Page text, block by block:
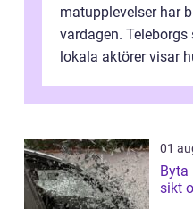
matupplevelser har
vardagen.
lokala aktörer visar
01
Byta
sikt